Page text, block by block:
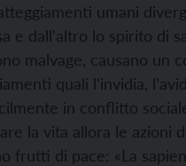
umani
e dall’altro lo spirito di
malvage, causano un
quali l’invidia,
in conflitto
la vita allora le azioni
frutti di pace: «La